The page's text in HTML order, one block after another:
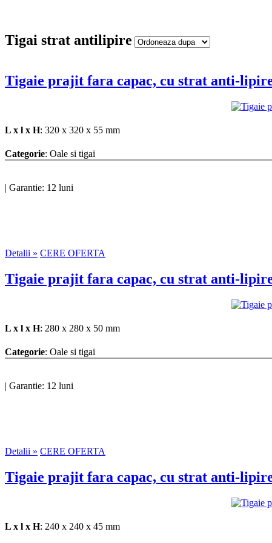
Tigai strat antilipire
Tigaie prajit fara capac, cu strat anti-
L x l x H: 320 x 320 x 55 mm
Categorie: Oale si tigai
| Garantie: 12 luni
Detalii » CERE OFERTA
Tigaie prajit fara capac, cu strat anti-
L x l x H: 280 x 280 x 50 mm
Categorie: Oale si tigai
| Garantie: 12 luni
Detalii » CERE OFERTA
Tigaie prajit fara capac, cu strat anti-
L x l x H: 240 x 240 x 45 mm